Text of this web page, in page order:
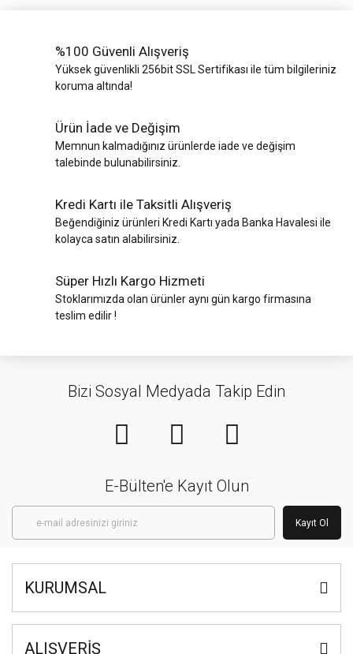
%100 Güvenli Alışveriş
Yüksek güvenlikli 256bit SSL Sertifikası ile tüm bilgileriniz
koruma altında!
Ürün İade ve Değişim
Memnun kalmadığınız ürünlerde iade ve değişim
talebinde bulunabilirsiniz.
Kredi Kartı ile Taksitli Alışveriş
Beğendiğiniz ürünleri Kredi Kartı yada Banka Havalesi ile
kolayca satın alabilirsiniz.
Süper Hızlı Kargo Hizmeti
Stoklarımızda olan ürünler aynı gün kargo firmasına
teslim edilir !
Bizi Sosyal Medyada Takip Edin
E-Bülten'e Kayıt Olun
Kayıt Ol
KURUMSAL
ALIŞVERİŞ